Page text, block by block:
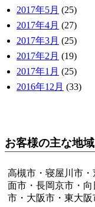
2017年5月 (25)
2017年4月 (27)
2017年3月 (25)
2017年2月 (19)
2017年1月 (25)
2016年12月 (33)
お客様の主な地域
高槻市・寝屋川市
面市・長岡京市・
市・大阪市・東大